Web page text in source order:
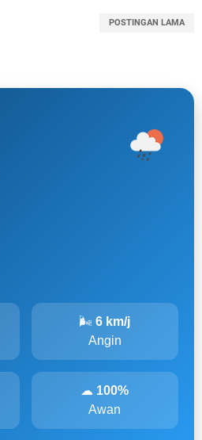
POSTINGAN LAMA
🌬6 km/j
Angin
☁ 100%
Awan